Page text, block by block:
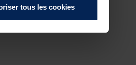
tous les cookies